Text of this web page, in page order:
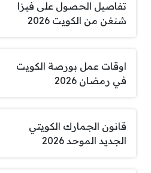
تفاصيل الحصول على فيزا
شنغن من الكويت 2026
اوقات عمل بورصة الكويت
في رمضان 2026
قانون الجمارك الكويتي
الجديد الموحد 2026